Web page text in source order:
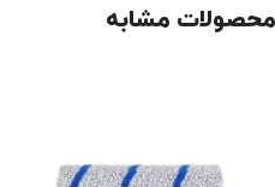
محصولات مشابه